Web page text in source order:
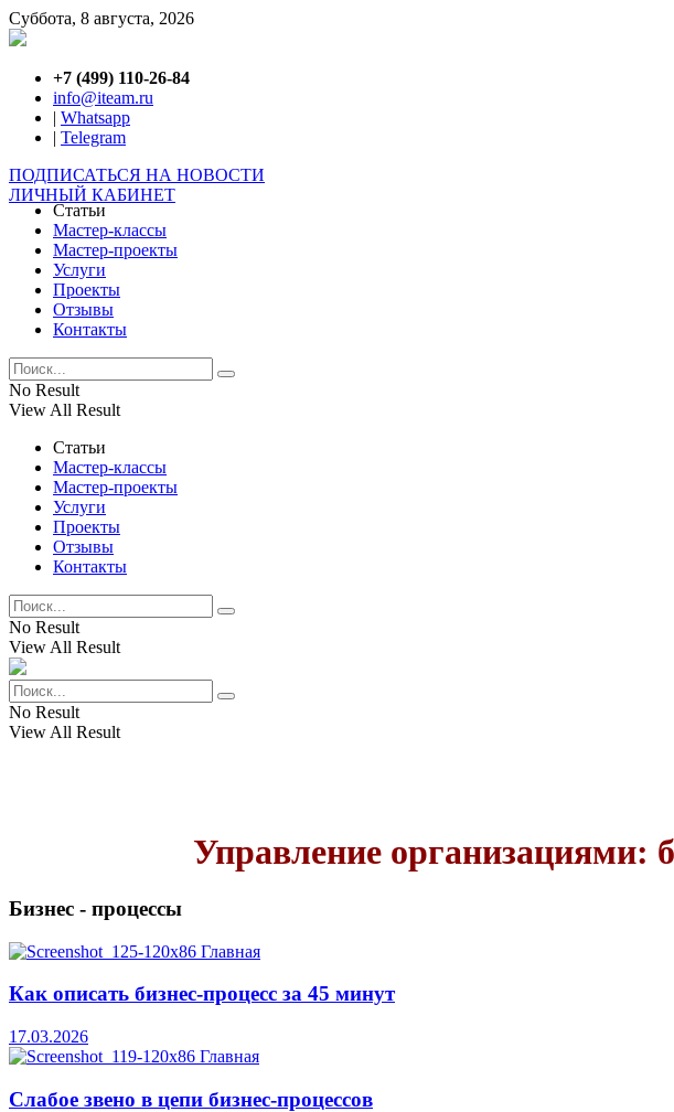
Суббота, 8 августа, 2026
+7 (499) 110-26-84
info@iteam.ru
| Whatsapp
| Telegram
ПОДПИСАТЬСЯ НА НОВОСТИ
ЛИЧНЫЙ КАБИНЕТ
Статьи
Мастер-классы
Мастер-проекты
Услуги
Проекты
Отзывы
Контакты
No Result
View All Result
Статьи
Мастер-классы
Мастер-проекты
Услуги
Проекты
Отзывы
Контакты
No Result
View All Result
No Result
View All Result
Управление организациями:
Бизнес - процессы
Как описать бизнес-процесс за 45 минут
17.03.2026
Слабое звено в цепи бизнес-процессов